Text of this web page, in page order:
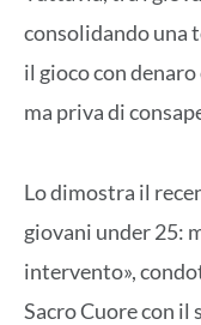
consolidando una
il gioco con
ma priva di
Lo dimostra il
giovani under 25:
intervento»,
Sacro Cuore con il